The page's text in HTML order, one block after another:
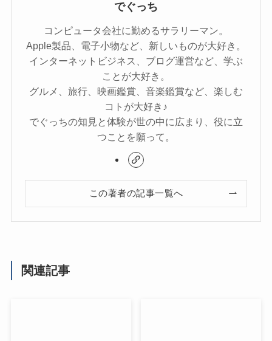
でぐっち
コンピュータ会社に勤めるサラリーマン。
Apple製品、電子小物など、新しいものが大好き。
インターネットビジネス、ブログ運営など、学ぶ
ことが大好き。
グルメ、旅行、映画鑑賞、音楽鑑賞など、楽しむ
コトが大好き♪
でぐっちの知見と体験が世の中に広まり、役に立
つことを願って。
この著者の記事一覧へ
関連記事